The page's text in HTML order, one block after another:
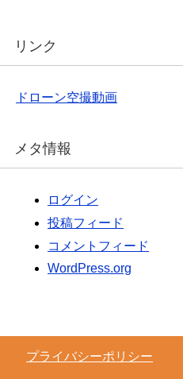
リンク
ドローン空撮動画
メタ情報
ログイン
投稿フィード
コメントフィード
WordPress.org
プライバシーポリシー